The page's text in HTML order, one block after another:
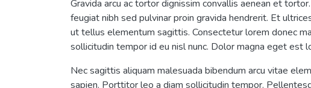
Gravida arcu ac tortor dignissim convallis aenean et
feugiat nibh sed pulvinar proin gravida hendrerit. Et
ut tellus elementum sagittis. Consectetur lorem donec
sollicitudin tempor id eu nisl nunc. Dolor magna eget
Nec sagittis aliquam malesuada bibendum arcu vitae
sapien. Porttitor leo a diam sollicitudin tempor.